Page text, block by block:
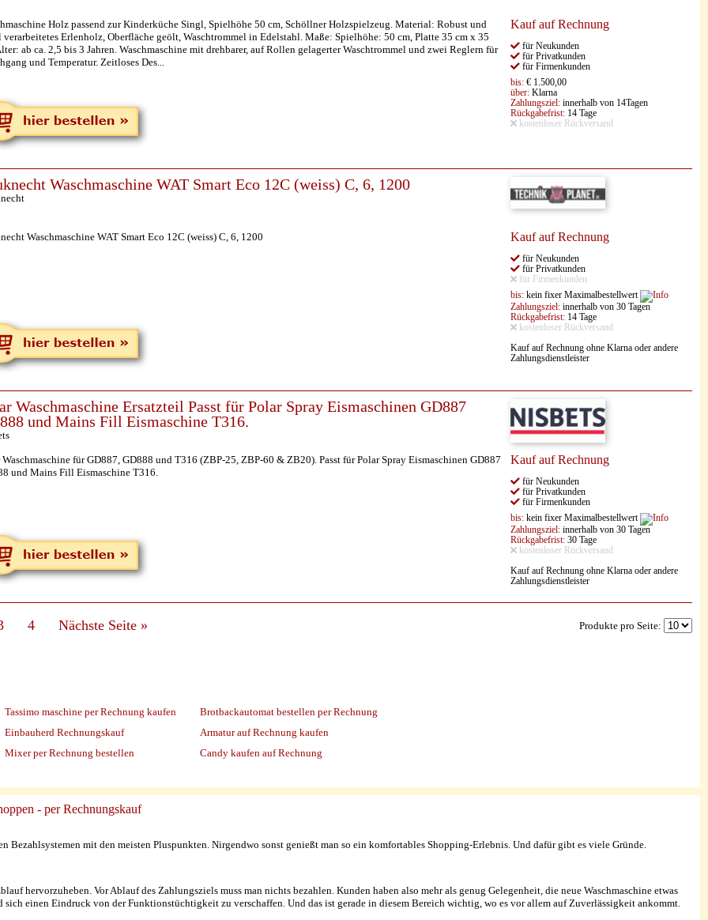
Holz passend zur Kinderküche Singl, Spielhöhe 50 cm, Schöllner Holzspielzeug. Material: Robust und
verarbeitetes Erlenholz, Oberfläche geölt, Waschtrommel in Edelstahl. Maße: Spielhöhe: 50 cm, Platte 35 cm x 35
ab ca. 2,5 bis 3 Jahren. Waschmaschine mit drehbarer, auf Rollen gelagerter Waschtrommel und zwei Reglern für
und Temperatur. Zeitloses Des...
Kauf auf Rechnung
für Neukunden
für Privatkunden
für Firmenkunden
bis: € 1.500,00
über: Klarna
Zahlungsziel: innerhalb von 14Tagen
Rückgabefrist: 14 Tage
kostenloser Rückversand
Waschmaschine WAT Smart Eco 12C (weiss) C, 6, 1200
Waschmaschine WAT Smart Eco 12C (weiss) C, 6, 1200 Kauf auf Rechnung
für Neukunden
für Privatkunden
für Firmenkunden
bis: kein fixer Maximalbestellwert
Zahlungsziel: innerhalb von 30 Tagen
Rückgabefrist: 14 Tage
kostenloser Rückversand
Kauf auf Rechnung ohne Klarna oder andere
Zahlungsdienstleister
Waschmaschine Ersatzteil Passt für Polar Spray Eismaschinen GD887
und Mains Fill Eismaschine T316.
Waschmaschine für GD887, GD888 und T316 (ZBP-25, ZBP-60 & ZB20). Passt für Polar Spray Eismaschinen GD887
und Mains Fill Eismaschine T316.
Kauf auf Rechnung
für Neukunden
für Privatkunden
für Firmenkunden
bis: kein fixer Maximalbestellwert
Zahlungsziel: innerhalb von 30 Tagen
Rückgabefrist: 30 Tage
kostenloser Rückversand
Kauf auf Rechnung ohne Klarna oder andere
Zahlungsdienstleister
4 Nächste Seite » Produkte pro Seite:
Tassimo maschine per Rechnung kaufen
Einbauherd Rechnungskauf
Mixer per Rechnung bestellen
Brotbackautomat bestellen per Rechnung
Armatur auf Rechnung kaufen
Candy kaufen auf Rechnung
- per Rechnungskauf
Bezahlsystemen mit den meisten Pluspunkten. Nirgendwo sonst genießt man so ein komfortables Shopping-Erlebnis. Und dafür gibt es viele Gründe.
hervorzuheben. Vor Ablauf des Zahlungsziels muss man nichts bezahlen. Kunden haben also mehr als genug Gelegenheit, die neue Waschmaschine etwas
sich einen Eindruck von der Funktionstüchtigkeit zu verschaffen. Und das ist gerade in diesem Bereich wichtig, wo es vor allem auf Zuverlässigkeit ankommt.